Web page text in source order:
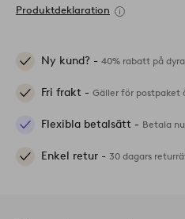
Produktdeklaration
Ny kund? - 40% rabatt på
Fri frakt - Gäller för postpaket
Flexibla betalsätt - Betala
Enkel retur - 30 dagars